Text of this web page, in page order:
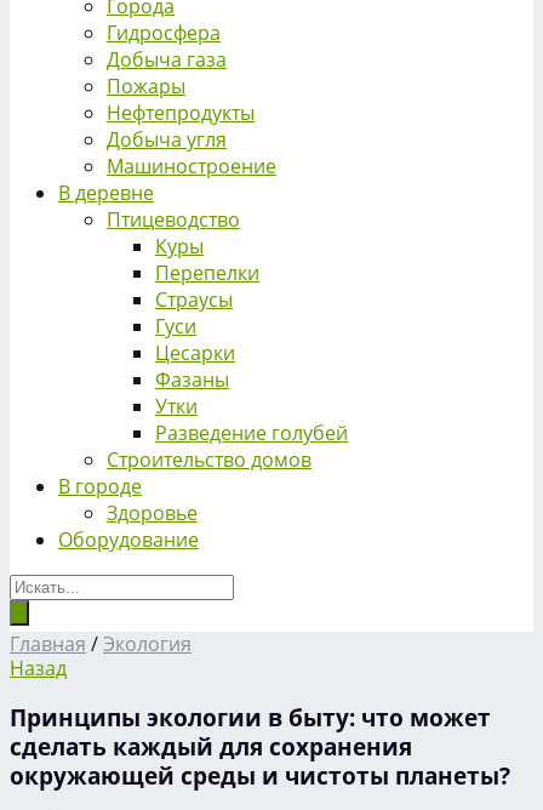
Города
Гидросфера
Добыча газа
Пожары
Нефтепродукты
Добыча угля
Машиностроение
В деревне
Птицеводство
Куры
Перепелки
Страусы
Гуси
Цесарки
Фазаны
Утки
Разведение голубей
Строительство домов
В городе
Здоровье
Оборудование
Главная /Экология
Назад
Принципы экологии в быту: что может
сделать каждый для сохранения
окружающей среды и чистоты планеты?